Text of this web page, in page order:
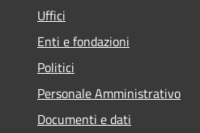
Uffici
Enti e fondazioni
Politici
Personale Amministrativo
Documenti e dati